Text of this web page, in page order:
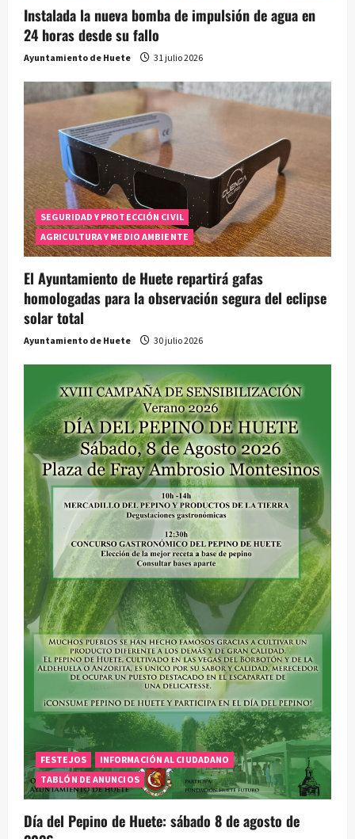
Instalada la nueva bomba de impulsión de agua en
24 horas desde su fallo
Ayuntamiento de Huete 31 julio 2026
SEGURIDAD Y PROTECCIÓN CIVIL
AGRICULTURA Y MEDIO AMBIENTE
El Ayuntamiento de Huete repartirá gafas
homologadas para la observación segura del eclipse
solar total
Ayuntamiento de Huete 30 julio 2026
FESTEJOS
INFORMACIÓN AL CIUDADANO
TABLÓN DE ANUNCIOS
Día del Pepino de Huete: sábado 8 de agosto de